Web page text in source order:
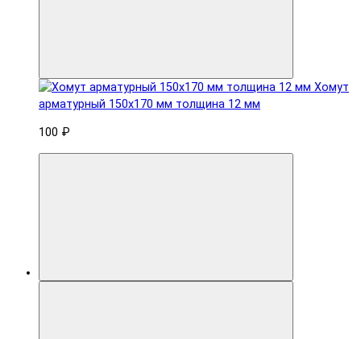
Хомут
арматурный 150x170 мм толщина 12 мм
100 ₽